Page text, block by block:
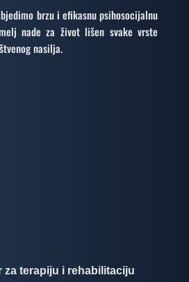
brzu i efikasnu psihosocijalnu
nade za život lišen svake vrste
nasilja.
za terapiju i rehabilitaciju